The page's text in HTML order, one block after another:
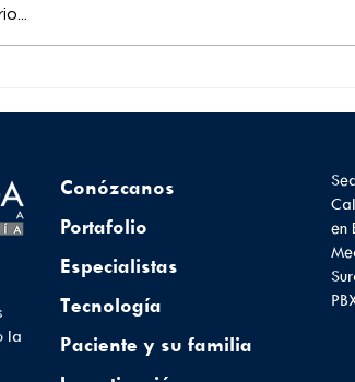
y
de tu
bienestar
la
Conózcanos
Portafolio
Especialistas
Tecnología
Paciente y su familia
en